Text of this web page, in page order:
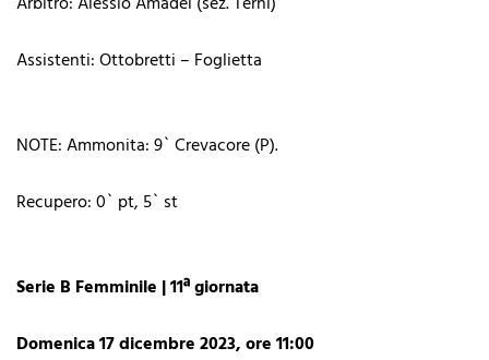
Assistenti: Ottobretti – Foglietta
NOTE: Ammonita: 9` Crevacore (P).
Recupero: 0` pt, 5` st
Serie B Femminile | 11ª giornata
Domenica 17 dicembre 2023, ore 11:00